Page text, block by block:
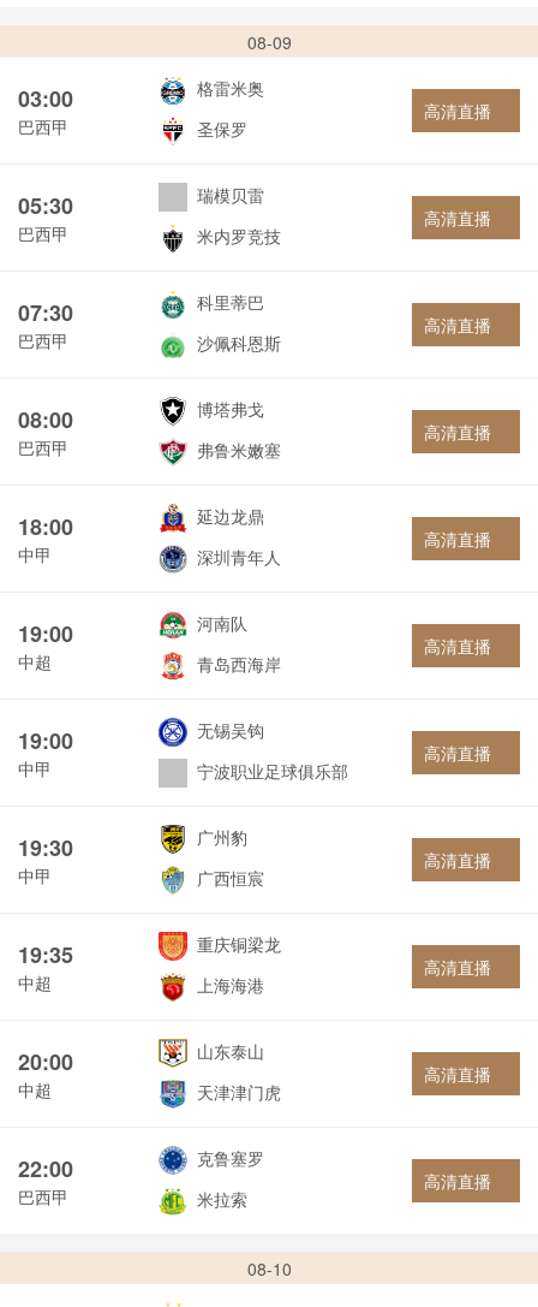
08-09
03:00
巴西甲
格雷米奥
圣保罗
高清直播
05:30
巴西甲
瑞模贝雷
米内罗竞技
高清直播
07:30
巴西甲
科里蒂巴
沙佩科恩斯
高清直播
08:00
巴西甲
博塔弗戈
弗鲁米嫩塞
高清直播
18:00
中甲
延边龙鼎
深圳青年人
高清直播
19:00
中超
河南队
青岛西海岸
高清直播
19:00
中甲
无锡吴钩
宁波职业足球俱乐部
高清直播
19:30
中甲
广州豹
广西恒宸
高清直播
19:35
中超
重庆铜梁龙
上海海港
高清直播
20:00
中超
山东泰山
天津津门虎
高清直播
22:00
巴西甲
克鲁塞罗
米拉索
高清直播
08-10